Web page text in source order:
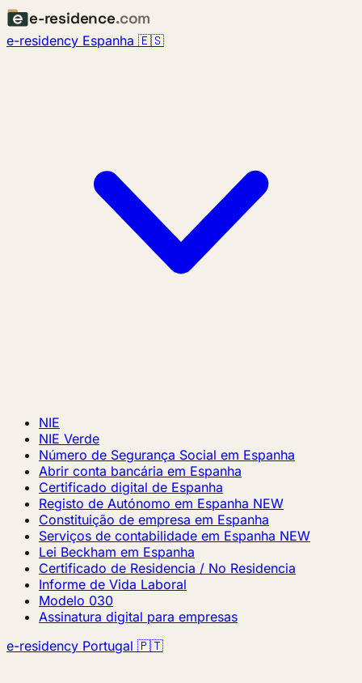
e-residence.com
e-residency Espanha 🇪🇸
NIE
NIE Verde
Número de Segurança Social em Espanha
Abrir conta bancária em Espanha
Certificado digital de Espanha
Registo de Autónomo em Espanha NEW
Constituição de empresa em Espanha
Serviços de contabilidade em Espanha NEW
Lei Beckham em Espanha
Certificado de Residencia / No Residencia
Informe de Vida Laboral
Modelo 030
Assinatura digital para empresas
e-residency Portugal 🇵🇹